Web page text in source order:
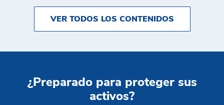
VER TODOS LOS CONTENIDOS
¿Preparado para proteger sus
activos?